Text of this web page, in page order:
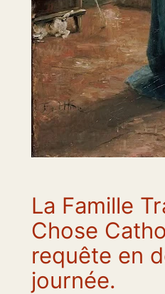
La Famille
Chose
requête en
journée.